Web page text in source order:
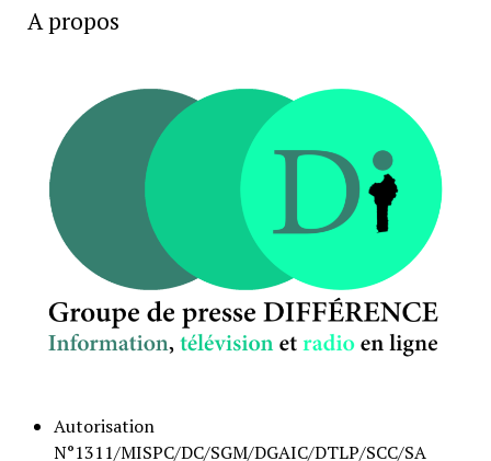
A propos
Autorisation
N°1311/MISPC/DC/SGM/DGAIC/DTLP/SCC/SA